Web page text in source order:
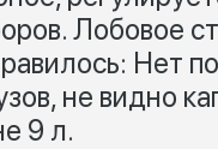
Лобовое
Нет
не видно
9 л.